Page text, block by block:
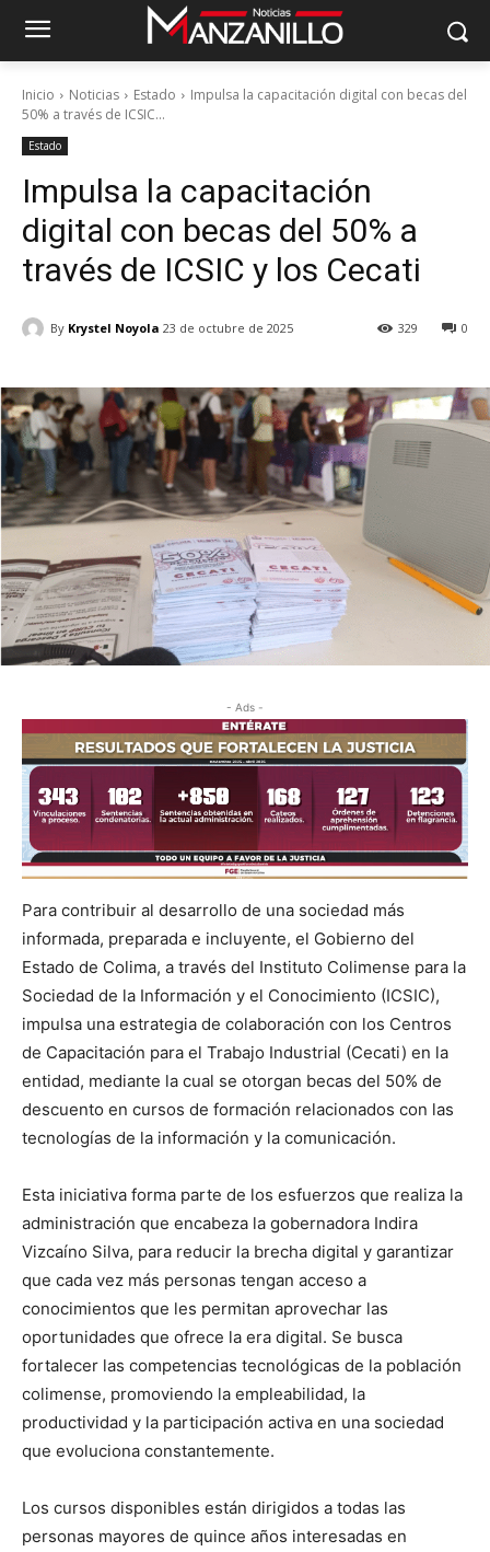
Inicio Noticias Estado
Impulsa la capacitación digital con becas del
50% a través de ICSIC...
Estado
Impulsa la capacitación
digital con becas del 50% a
través de ICSIC y los Cecati
By Krystel Noyola 23 de octubre de 2025 0
329
- Ads -
Para contribuir al desarrollo de una sociedad más
informada, preparada e incluyente, el Gobierno del
Estado de Colima, a través del Instituto Colimense para la
Sociedad de la Información y el Conocimiento (ICSIC),
impulsa una estrategia de colaboración con los Centros
de Capacitación para el Trabajo Industrial (Cecati) en la
entidad, mediante la cual se otorgan becas del 50% de
descuento en cursos de formación relacionados con las
tecnologías de la información y la comunicación.
Esta iniciativa forma parte de los esfuerzos que realiza la
administración que encabeza la gobernadora Indira
Vizcaíno Silva, para reducir la brecha digital y garantizar
que cada vez más personas tengan acceso a
conocimientos que les permitan aprovechar las
oportunidades que ofrece la era digital. Se busca
fortalecer las competencias tecnológicas de la población
colimense, promoviendo la empleabilidad, la
productividad y la participación activa en una sociedad
que evoluciona constantemente.
Los cursos disponibles están dirigidos a todas las
personas mayores de quince años interesadas en